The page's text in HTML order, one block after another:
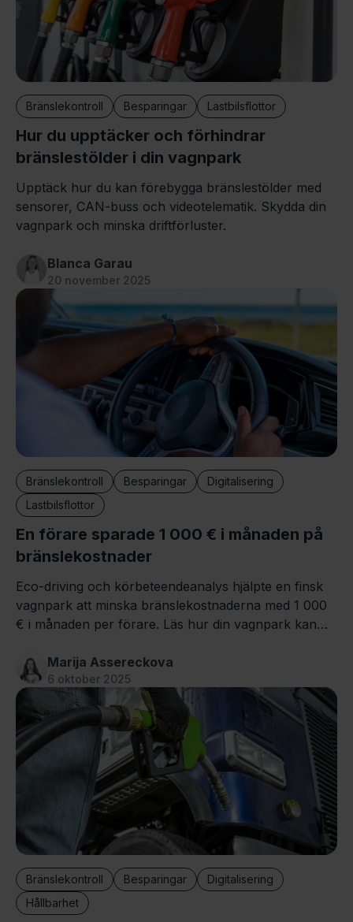
Bränslekontroll Besparingar Lastbilsflottor
Hur du upptäcker och förhindrar
bränslestölder i din vagnpark
Upptäck hur du kan förebygga bränslestölder med
sensorer, CAN-buss och videotelematik. Skydda din
vagnpark och minska driftförluster.
Blanca Garau
20 november 2025
Bränslekontroll Besparingar
Digitalisering
Lastbilsflottor
En förare sparade 1 000 € i månaden på
bränslekostnader
Eco-driving och körbeteendeanalys hjälpte en finsk
vagnpark att minska bränslekostnaderna med 1 000
€ i månaden per förare. Läs hur din vagnpark kan
Marija Assereckova
6 oktober 2025
Bränslekontroll Besparingar
Digitalisering
Hållbarhet